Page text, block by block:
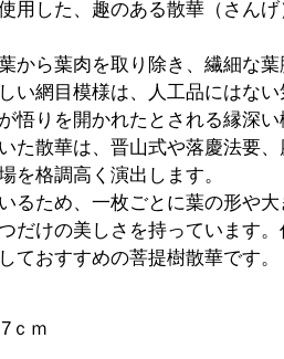
用した、趣のある散華（さんげ
から葉肉を取り除き、繊細な葉
い網目模様は、人工品にはない
悟りを開かれたとされる縁深
た散華は、晋山式や落慶法要
を格調高く演出します。
るため、一枚ごとに葉の形や大
だけの美しさを持っています。
ておすすめの菩提樹散華です。
ｃｍ